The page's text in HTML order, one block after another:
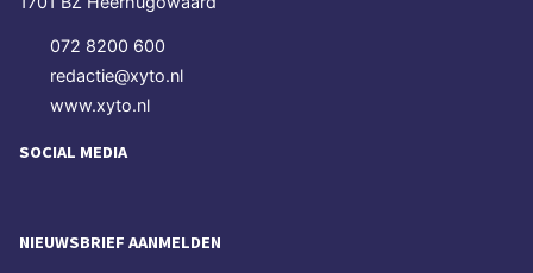
072 8200 600
redactie@xyto.nl
www.xyto.nl
SOCIAL MEDIA
NIEUWSBRIEF AANMELDEN